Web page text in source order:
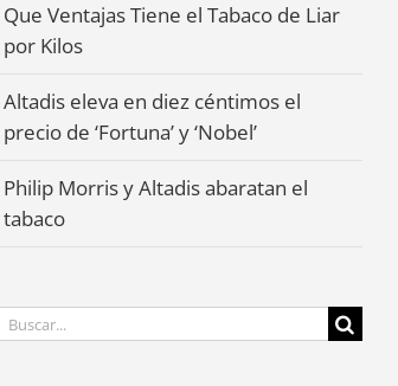
Que Ventajas Tiene el Tabaco de Liar
por Kilos
Altadis eleva en diez céntimos el
precio de ‘Fortuna’ y ‘Nobel’
Philip Morris y Altadis abaratan el
tabaco
Buscar: